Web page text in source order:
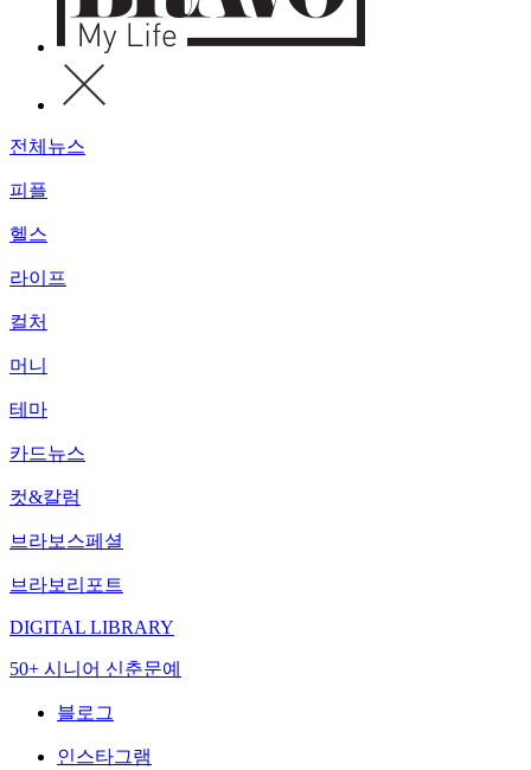
전체뉴스
피플
헬스
라이프
컬처
머니
테마
카드뉴스
컷&칼럼
브라보스페셜
브라보리포트
DIGITAL LIBRARY
50+ 시니어 신춘문예
블로그
인스타그램